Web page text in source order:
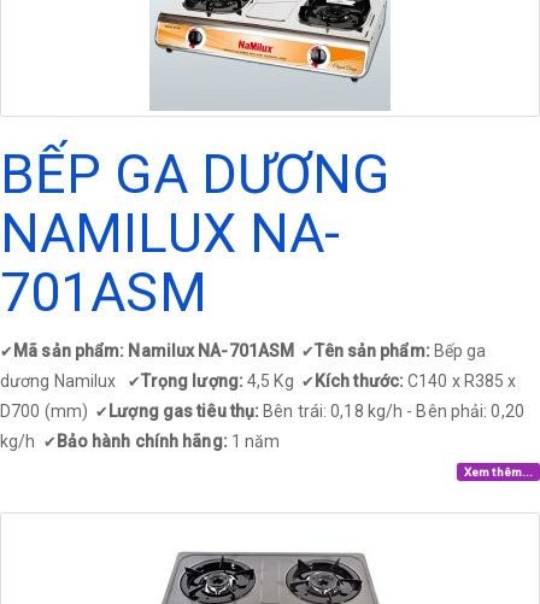
BẾP GA DƯƠNG
NAMILUX NA-
701ASM
✔ Mã sản phẩm: Namilux NA-701ASM ✔Tên sản phẩm: Bếp ga
dương Namilux
✔Trọng lượng: 4,5 Kg ✔ Kích thước:C140 x R385 x
D700 (mm) ✔ Lượng gas tiêu thụ: Bên trái: 0,18 kg/h - Bên phải: 0,20
kg/h ✔ Bảo hành chính hãng: 1 năm
Xem thêm...